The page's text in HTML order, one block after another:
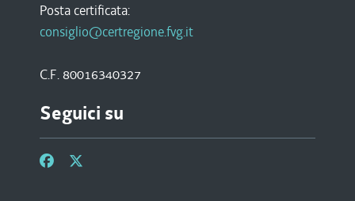
Posta certificata:
consiglio@certregione.fvg.it
C.F. 80016340327
Seguici su